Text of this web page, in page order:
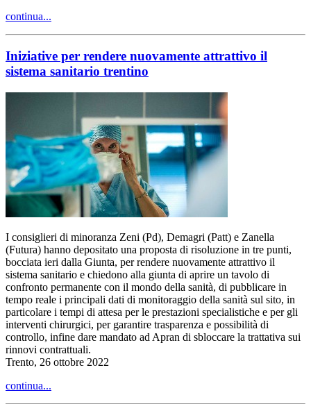
continua...
Iniziative per rendere nuovamente attrattivo il
sistema sanitario trentino
I consiglieri di minoranza Zeni (Pd), Demagri (Patt) e Zanella
(Futura) hanno depositato una proposta di risoluzione in tre punti,
bocciata ieri dalla Giunta, per rendere nuovamente attrattivo il
sistema sanitario e chiedono alla giunta di aprire un tavolo di
confronto permanente con il mondo della sanità, di pubblicare in
tempo reale i principali dati di monitoraggio della sanità sul sito, in
particolare i tempi di attesa per le prestazioni specialistiche e per gli
interventi chirurgici, per garantire trasparenza e possibilità di
controllo, infine dare mandato ad Apran di sbloccare la trattativa sui
rinnovi contrattuali.
Trento, 26 ottobre 2022
continua...